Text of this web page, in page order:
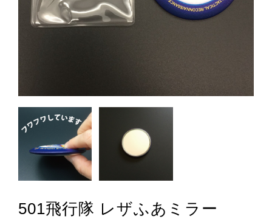
501飛行隊 レザふあミラー